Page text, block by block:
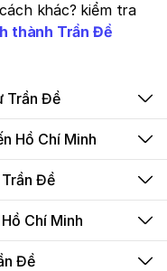
khác? kiểm tra
thành Trần Đề
Trần Đề
Hồ Chí Minh
Đề
Chí Minh
Đề